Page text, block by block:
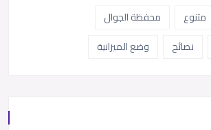
متنوع
محفظة الجوال
نصائح وضع الميزانية